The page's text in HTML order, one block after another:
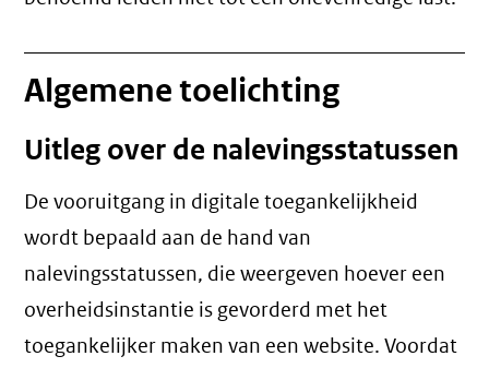
Algemene toelichting
Uitleg over de nalevingsstatussen
De vooruitgang in digitale toegankelijkheid
wordt bepaald aan de hand van
nalevingsstatussen, die weergeven hoever een
overheidsinstantie is gevorderd met het
toegankelijker maken van een website. Voordat